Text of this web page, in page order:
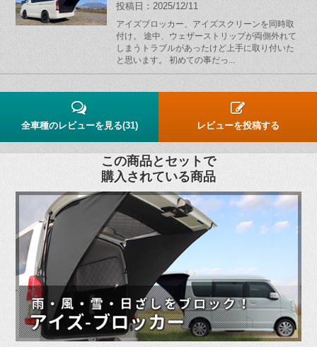
投稿日：2025/12/11
アイズブロッカー、アイズスクリーンを同時取
付け。 途中、ウェザーストリップが両側外れて
しまうトラブルがあったけど上手に取り付いた
と思います。 初めての事だっ...
全車種のレビューを見る(31) レビューを投稿する
この商品とセットで
購入されている商品